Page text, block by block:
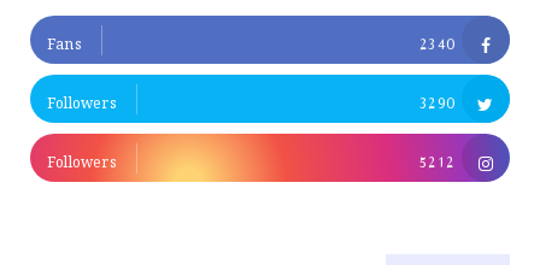
2340
Fans
3290
Followers
5212
Followers